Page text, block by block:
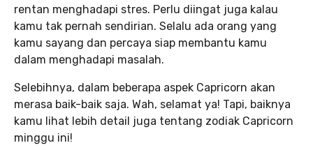
rentan menghadapi stres. Perlu diingat juga kalau
kamu tak pernah sendirian. Selalu ada orang yang
kamu sayang dan percaya siap membantu kamu
dalam menghadapi masalah.
Selebihnya, dalam beberapa aspek Capricorn akan
merasa baik-baik saja. Wah, selamat ya! Tapi, baiknya
kamu lihat lebih detail juga tentang zodiak Capricorn
minggu ini!